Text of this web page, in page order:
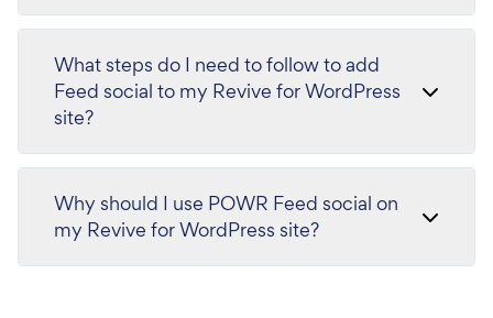
What steps do I need to follow to add
Feed social to my Revive for WordPress
site?
Why should I use POWR Feed social on
my Revive for WordPress site?